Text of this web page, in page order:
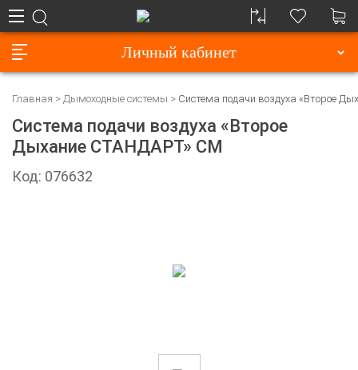
Личный кабинет
Главная Дымоходные системы Cистема подачи воздуха «Второе
Cистема подачи воздуха «Второе
Дыхание СТАНДАРТ» СМ
Код: 076632